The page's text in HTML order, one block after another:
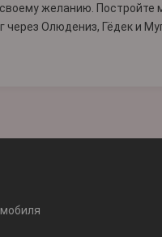
желанию. Постройте
через Олюдениз, Гёдеки